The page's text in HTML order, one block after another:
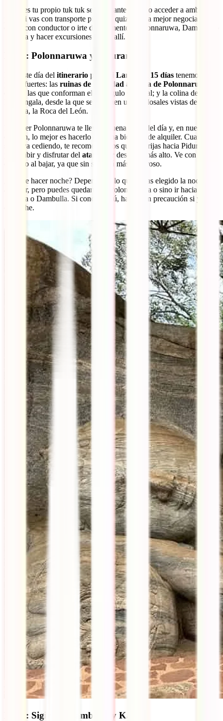
Si tienes tu propio tuk tuk será bastante sencillo acceder a ambos,
pero, si vas con transporte público, quizás sería mejor negociar un
coche con conductor o irte directamente a Polonnaruwa, Dambulla o
Sigiriya y hacer excursiones desde allí.
Día 4: Polonnaruwa y Pidurangala
Para este día del itinerario por Sri Lanka en 15 días tenemos 2
platos fuertes: las ruinas de la ciudad antigua de Polonnaruwa
otra de las que conforman el Triangulo Cultural; y la colina de
Pidurangala, desde la que se obtienen unas colosales vistas de
Sigiriya, la Roca del León.
Recorrer Polonnaruwa te llevará buena parte del día y, en nuestra
opinión, lo mejor es hacerlo con una bicicleta de alquiler. Cuando el
sol vaya cediendo, te recomendamos que te dirijas hacia Pidurangala
para subir y disfrutar del atardecer desde lo más alto. Ve con
cuidado al bajar, ya que sin sol será más peligroso.
¿Dónde hacer noche? Depende de lo que hayas elegido la noche
anterior, pero puedes quedarte en Polonnaruwa o sino ir hacia
Sigiriya o Dambulla. Si conduces tú, hazlo con precaución si ya es
de noche.
Día 5: Sigiriya, Dambulla y Kandy